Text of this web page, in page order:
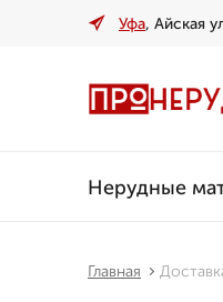
Уфа, Айская
Нерудные
Главная